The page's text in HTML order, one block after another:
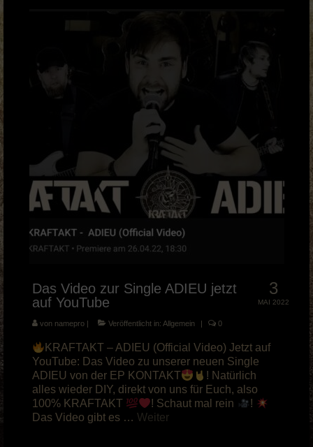
Merch
KRAFTAKT YouTube
KRAFTAKT Instagram
3
MAI 2022
Das Video zur Single ADIEU jetzt
auf YouTube
von namepro | Veröffentlicht in: Allgemein | 0
KRAFTAKT – ADIEU (Official Video) Jetzt auf
YouTube: Das Video zu unserer neuen Single
ADIEU von der EP KONTAKT
! Natürlich
alles wieder DIY, direkt von uns für Euch, also
100% KRAFTAKT
! Schaut mal rein
!
Das Video gibt es … Weiter